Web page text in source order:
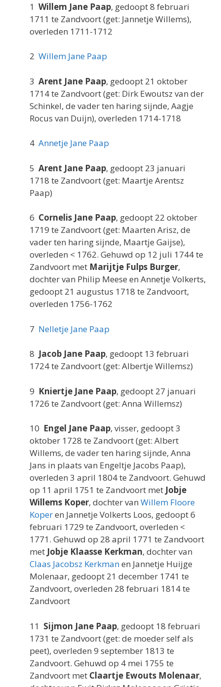
1 Willem Jane Paap, gedoopt 8 februari
1711 te Zandvoort (get: Jannetje Willems),
overleden 1711-1712
2 Willem Jane Paap
3 Arent Jane Paap, gedoopt 21 oktober
1714 te Zandvoort (get: Dirk Ewoutsz van der
Schinkel, de vader ten haring sijnde, Aagje
Rocus van Duijn), overleden 1714-1718
4 Annetje Jane Paap
5 Arent Jane Paap, gedoopt 23 januari
1718 te Zandvoort (get: Maartje Arentsz
Paap)
6 Cornelis Jane Paap, gedoopt 22 oktober
1719 te Zandvoort (get: Maarten Arisz, de
vader ten haring sijnde, Maartje Gaijse),
overleden < 1762. Gehuwd op 12 juli 1744 te
Zandvoort met Marijtje Fulps Burger,
dochter van Philip Meese en Annetje Volkerts,
gedoopt 21 augustus 1718 te Zandvoort,
overleden 1756-1762
7 Nelletje Jane Paap
8 Jacob Jane Paap, gedoopt 13 februari
1724 te Zandvoort (get: Albertje Willemsz)
9 Kniertje Jane Paap, gedoopt 27 januari
1726 te Zandvoort (get: Anna Willemsz)
10 Engel Jane Paap, visser, gedoopt 3
oktober 1728 te Zandvoort (get: Albert
Willems, de vader ten haring sijnde, Anna
Jans in plaats van Engeltje Jacobs Paap),
overleden 3 april 1804 te Zandvoort. Gehuwd
op 11 april 1751 te Zandvoort met Jobje
Willems Koper, dochter van Willem Floore
Koperen Jannetje Volkerts Loos, gedoopt 6
februari 1729 te Zandvoort, overleden <
1771. Gehuwd op 28 april 1771 te Zandvoort
met Jobje Klaasse Kerkman, dochter van
Claas Jacobsz Kerkmanen Jannetje Huijge
Molenaar, gedoopt 21 december 1741 te
Zandvoort, overleden 28 februari 1814 te
Zandvoort
11 Sijmon Jane Paap, gedoopt 18 februari
1731 te Zandvoort (get: de moeder self als
peet), overleden 9 september 1813 te
Zandvoort. Gehuwd op 4 mei 1755 te
Zandvoort met Claartje Ewouts Molenaar,